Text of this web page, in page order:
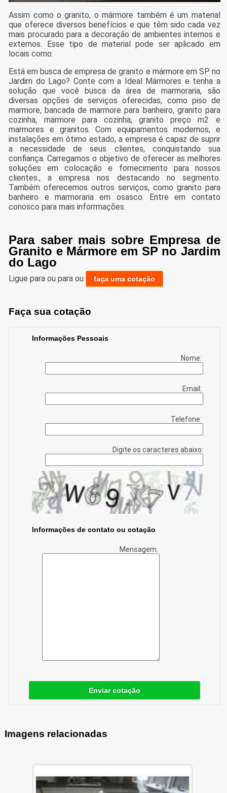
Assim como o granito, o mármore também é um material
que oferece diversos benefícios e que têm sido cada vez
mais procurado para a decoração de ambientes internos e
externos. Esse tipo de material pode ser aplicado em
locais como:
Está em busca de empresa de granito e mármore em SP no
Jardim do Lago? Conte com a Ideal Mármores e tenha a
solução que você busca da área de marmoraria, são
diversas opções de serviços oferecidas, como piso de
marmore, bancada de marmore para banheiro, granito para
cozinha, marmore para cozinha, granito preço m2 e
marmores e granitos. Com equipamentos modernos, e
instalações em ótimo estado, a empresa é capaz de suprir
a necessidade de seus clientes, conquistando sua
confiança. Carregamos o objetivo de oferecer as melhores
soluções em colocação e fornecimento para nossos
clientes., a empresa nos destacando no segmento.
Também oferecemos outros serviços, como granito para
banheiro e marmoraria em osasco. Entre em contato
conosco para mais inforrmações.
Para saber mais sobre Empresa de
Granito e Mármore em SP no Jardim
do Lago
Ligue paraou paraou faça uma cotação
Faça sua cotação
Informações Pessoais
Nome:
Email:
Telefone:
Digite os caracteres abaixo:
Informações de contato ou cotação
Mensagem:
Enviar cotação
Imagens relacionadas